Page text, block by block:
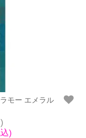
モー エメラル
)